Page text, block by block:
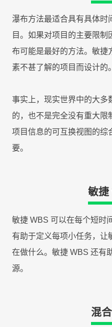
瀑布方法最适合具有具体时
目。如果对项目的主要限
布可能是最好的方法。敏捷
素不甚了解的项目而设计的。
事实上，现实世界中的大多
的，也不是完全没有重大限
项目信息的可互换视图的综
要。
敏捷
敏捷 WBS 可以在每个短时
有助于定义每项小任务，让
在做什么。敏捷 WBS 还有
源。
混